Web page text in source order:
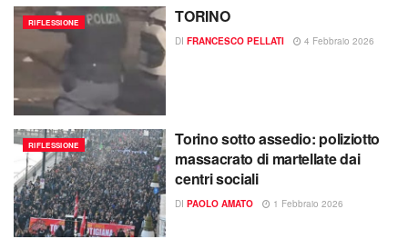
RIFLESSIONE TORINO
DI FRANCESCO PELLATI 4 Febbraio 2026
RIFLESSIONE
Torino sotto assedio: poliziotto
massacrato di martellate dai
centri sociali
DI PAOLO AMATO 1 Febbraio 2026